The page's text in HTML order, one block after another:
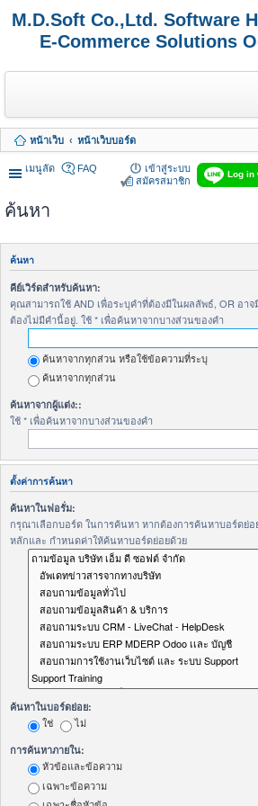
M.D.Soft Co.,Ltd. Software
E-Commerce Solutions
หน้าเว็บ หน้าเว็บบอร์ด
เมนูลัด
Log in
FAQ
เข้าสู่ระบบ
สมัครสมาชิก
ค้นหา
ค้นหา
คีย์เวิร์ดสำหรับค้นหา:
คุณสามารถใช้ AND เพื่อระบุคำที่ต้องมีในผลลัพธ์, OR อา
ต้องไม่มีคำนี้อยู่. ใช้ * เพื่อค้นหาจากบางส่วนของคำ
ค้นหาจากทุกส่วน หรือใช้ข้อความที่ระบุ
ค้นหาจากทุกส่วน
ค้นหาจากผู้แต่ง::
ใช้ * เพื่อค้นหาจากบางส่วนของคำ
ตั้งค่าการค้นหา
ค้นหาในฟอรั่ม:
กรุณาเลือกบอร์ด ในการค้นหา หากต้องการค้นหาบอร์ดย่
หลักและ กำหนดค่าให้ค้นหาบอร์ดย่อยด้วย
ค้นหาในบอร์ดย่อย:
ใช่ ไม่
การค้นหาภายใน:
หัวข้อและข้อความ
เฉพาะข้อความ